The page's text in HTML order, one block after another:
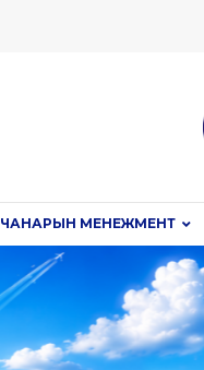
ЧАНАРЫН МЕНЕЖМЕНТ